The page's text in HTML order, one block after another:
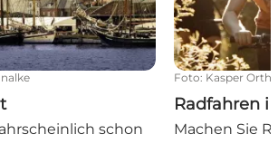
schon
Foto: Kasper
Radfahren i
Machen Sie